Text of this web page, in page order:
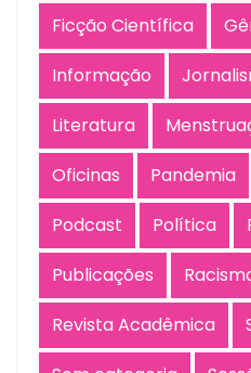
Ficção Científica
Informação
Literatura
Oficinas
Pandemia
Podcast
Política
Publicações
Revista Acadêmica